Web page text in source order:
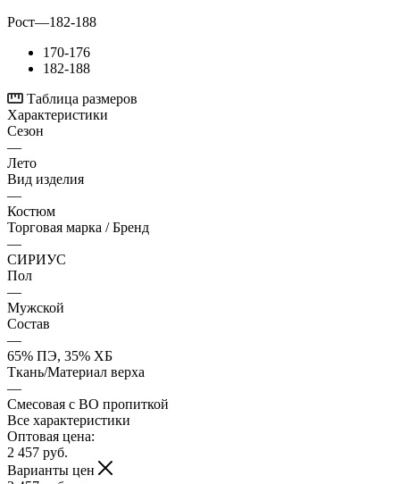
Рост—182-188
170-176
182-188
Таблица размеров
Характеристики
Сезон
—
Лето
Вид изделия
—
Костюм
Торговая марка / Бренд
—
СИРИУС
Пол
—
Мужской
Состав
—
65% ПЭ, 35% ХБ
Ткань/Материал верха
—
Смесовая с ВО пропиткой
Все характеристики
Оптовая цена:
2 457 руб.
Варианты цен